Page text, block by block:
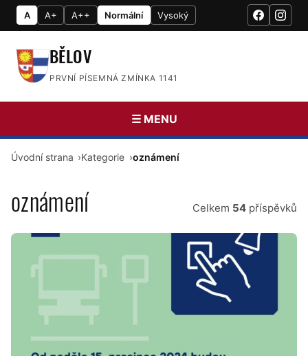
A A+ A++ Normální Vysoký
BĚLOV
PRVNÍ PÍSEMNÁ ZMÍNKA 1141
☰ MENU
Úvodní strana Kategorie oznámení
oznámení Celkem 54 příspěvků